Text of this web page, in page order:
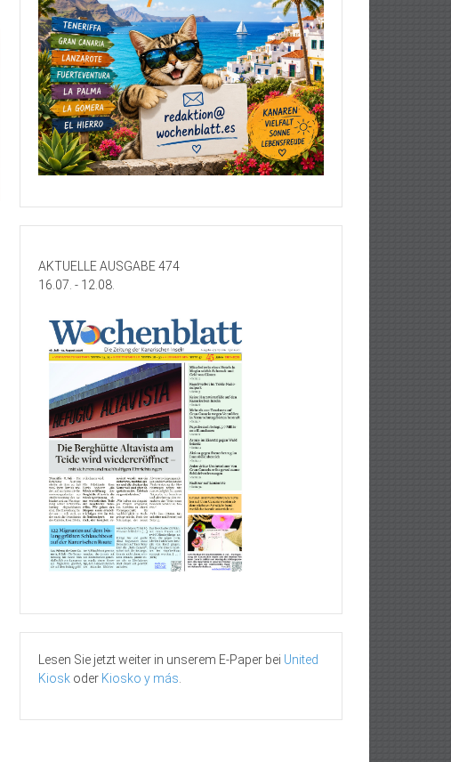
AKTUELLE AUSGABE 474
16.07. - 12.08.
Lesen Sie jetzt weiter in unserem E-Paper bei United
Kiosk oder Kiosko y más